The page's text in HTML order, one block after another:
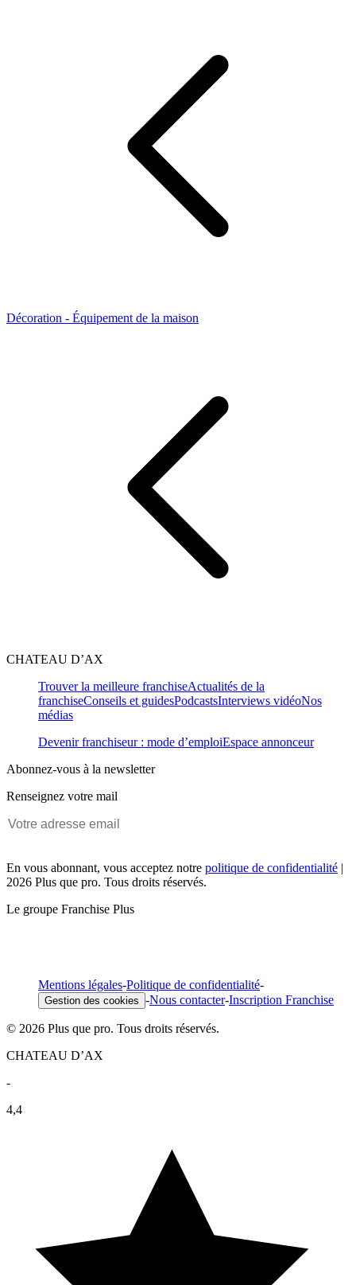
Décoration - Équipement de la maison
CHATEAU D’AX
Trouver la meilleure franchiseActualités de la
franchiseConseils et guidesPodcastsInterviews vidéoNos
médias
Devenir franchiseur : mode d’emploiEspace annonceur
Abonnez-vous à la newsletter
Renseignez votre mail
En vous abonnant, vous acceptez notre politique de confidentialité |
2026 Plus que pro. Tous droits réservés.
Le groupe Franchise Plus
Mentions légales-Politique de confidentialité-
Gestion des cookies -Nous contacter-Inscription Franchise
© 2026 Plus que pro. Tous droits réservés.
CHATEAU D’AX
-
4,4